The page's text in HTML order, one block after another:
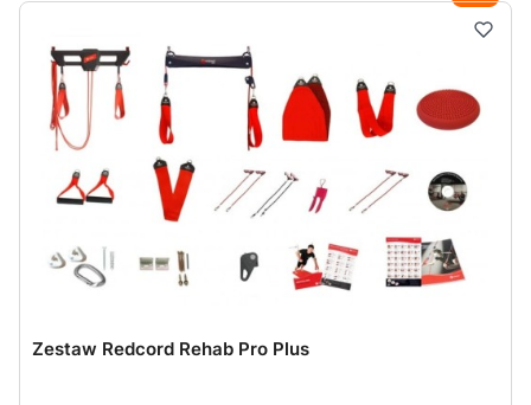
Zestaw Redcord Rehab Pro Plus